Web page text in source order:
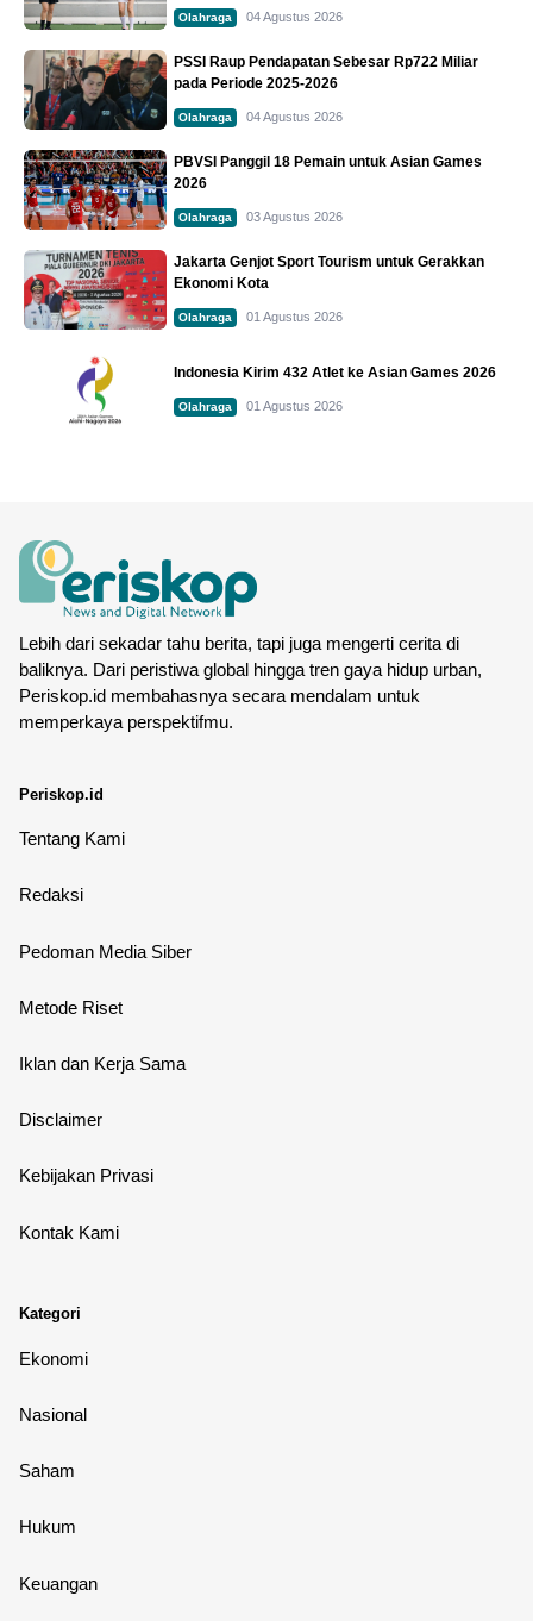
Olahraga 04 Agustus 2026
PSSI Raup Pendapatan Sebesar Rp722 Miliar
pada Periode 2025-2026
Olahraga 04 Agustus 2026
PBVSI Panggil 18 Pemain untuk Asian Games
2026
Olahraga 03 Agustus 2026
Jakarta Genjot Sport Tourism untuk Gerakkan
Ekonomi Kota
Olahraga 01 Agustus 2026
Indonesia Kirim 432 Atlet ke Asian Games 2026
Olahraga 01 Agustus 2026
Lebih dari sekadar tahu berita, tapi juga mengerti cerita di
baliknya. Dari peristiwa global hingga tren gaya hidup urban,
Periskop.id membahasnya secara mendalam untuk
memperkaya perspektifmu.
Periskop.id
Tentang Kami
Redaksi
Pedoman Media Siber
Metode Riset
Iklan dan Kerja Sama
Disclaimer
Kebijakan Privasi
Kontak Kami
Kategori
Ekonomi
Nasional
Saham
Hukum
Keuangan